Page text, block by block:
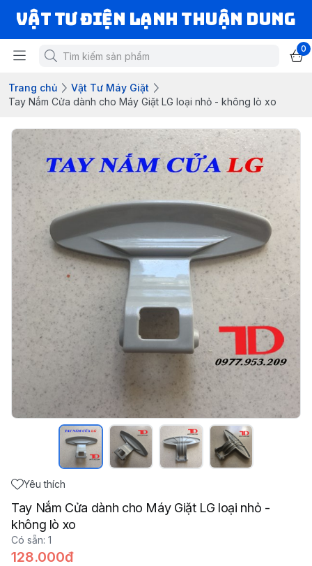
VẬT TƯ ĐIỆN LẠNH THUẬN DUNG
0
Trang chủ
Vật Tư Máy Giặt
Tay Nắm Cửa dành cho Máy Giặt LG loại nhỏ - không lò xo
Yêu thích
Tay Nắm Cửa dành cho Máy Giặt LG loại nhỏ -
không lò xo
Có sẵn: 1
128.000đ